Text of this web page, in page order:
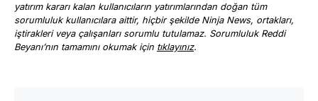
yatırım kararı kalan kullanıcıların yatırımlarından doğan tüm
sorumluluk kullanıcılara aittir, hiçbir şekilde Ninja News, ortakları,
iştirakleri veya çalışanları sorumlu tutulamaz. Sorumluluk Reddi
Beyanı’nın tamamını okumak için tıklayınız.